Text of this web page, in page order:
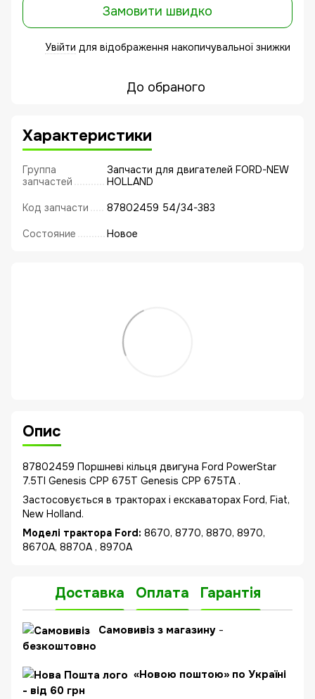
Замовити швидко
Увійти для відображення накопичувальної знижки
До обраного
Характеристики
Группа
запчастей
Запчасти для двигателей FORD-NEW
HOLLAND
Код запчасти 87802459 54/34-383
Состояние Новое
Опис
87802459 Поршневі кільця двигуна Ford PowerStar
7.5TI Genesis CPP 675T Genesis CPP 675TA .
Застосовується в тракторах і екскаваторах Ford, Fiat,
New Holland.
Моделі трактора Ford: 8670, 8770, 8870, 8970,
8670A, 8870A , 8970A
Доставка Оплата Гарантія
Самовивіз з магазину -
безкоштовно
«Новою поштою» по Україні
- від 60 грн